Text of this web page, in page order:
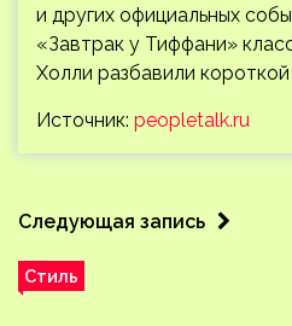
и других официальных
«Завтрак у Тиффани»
Холли разбавили
Источник: peopletalk.ru
Следующая запись
Стиль